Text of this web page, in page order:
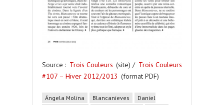
Source : Trois Couleurs (site) / Trois Couleurs
#107 – Hiver 2012/2013 (format PDF)
Ángela Molina Blancanieves
Daniel